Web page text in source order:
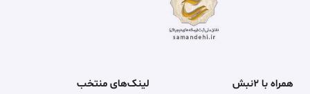
همراه با ۲نبش لینک‌های منتخب